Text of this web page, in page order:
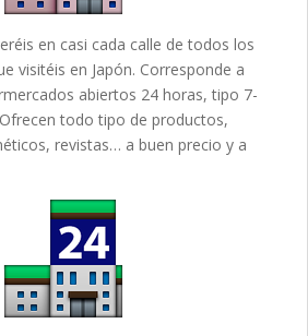
en casi cada calle de todos los
visitéis en Japón. Corresponde a
abiertos 24 horas, tipo 7-
todo tipo de productos,
revistas… a buen precio y a